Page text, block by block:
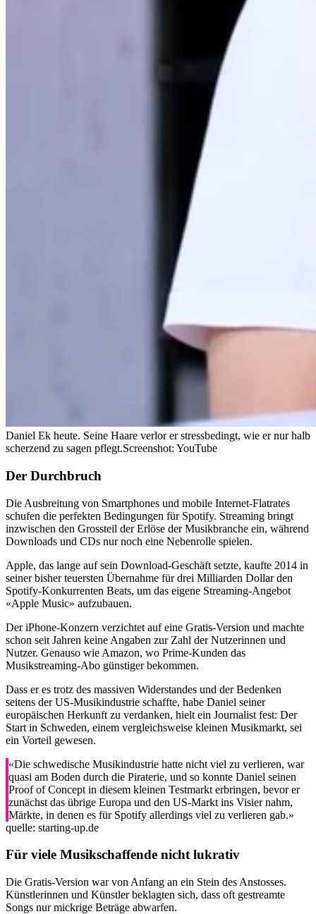
Daniel Ek heute. Seine Haare verlor er stressbedingt, wie er nur halb
scherzend zu sagen pflegt.Screenshot: YouTube
Der Durchbruch
Die Ausbreitung von Smartphones und mobile Internet-Flatrates
schufen die perfekten Bedingungen für Spotify. Streaming bringt
inzwischen den Grossteil der Erlöse der Musikbranche ein, während
Downloads und CDs nur noch eine Nebenrolle spielen.
Apple, das lange auf sein Download-Geschäft setzte, kaufte 2014 in
seiner bisher teuersten Übernahme für drei Milliarden Dollar den
Spotify-Konkurrenten Beats, um das eigene Streaming-Angebot
«Apple Music» aufzubauen.
Der iPhone-Konzern verzichtet auf eine Gratis-Version und machte
schon seit Jahren keine Angaben zur Zahl der Nutzerinnen und
Nutzer. Genauso wie Amazon, wo Prime-Kunden das
Musikstreaming-Abo günstiger bekommen.
Dass er es trotz des massiven Widerstandes und der Bedenken
seitens der US-Musikindustrie schaffte, habe Daniel seiner
europäischen Herkunft zu verdanken, hielt ein Journalist fest: Der
Start in Schweden, einem vergleichsweise kleinen Musikmarkt, sei
ein Vorteil gewesen.
«Die schwedische Musikindustrie hatte nicht viel zu verlieren, war
quasi am Boden durch die Piraterie, und so konnte Daniel seinen
Proof of Concept in diesem kleinen Testmarkt erbringen, bevor er
zunächst das übrige Europa und den US-Markt ins Visier nahm,
Märkte, in denen es für Spotify allerdings viel zu verlieren gab.»
quelle: starting-up.de
Für viele Musikschaffende nicht lukrativ
Die Gratis-Version war von Anfang an ein Stein des Anstosses.
Künstlerinnen und Künstler beklagten sich, dass oft gestreamte
Songs nur mickrige Beträge abwarfen.